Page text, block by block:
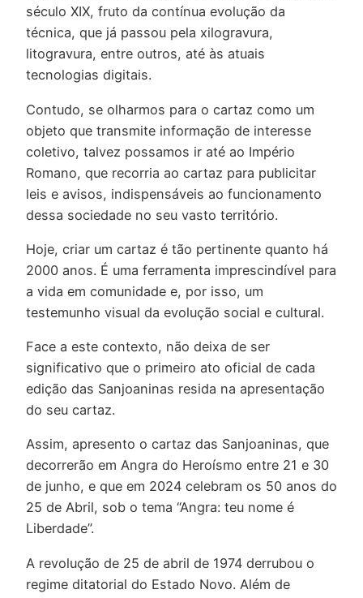
século XIX, fruto da contínua evolução da
técnica, que já passou pela xilogravura,
litogravura, entre outros, até às atuais
tecnologias digitais.
Contudo, se olharmos para o cartaz como um
objeto que transmite informação de interesse
coletivo, talvez possamos ir até ao Império
Romano, que recorria ao cartaz para publicitar
leis e avisos, indispensáveis ao funcionamento
dessa sociedade no seu vasto território.
Hoje, criar um cartaz é tão pertinente quanto há
2000 anos. É uma ferramenta imprescindível para
a vida em comunidade e, por isso, um
testemunho visual da evolução social e cultural.
Face a este contexto, não deixa de ser
significativo que o primeiro ato oficial de cada
edição das Sanjoaninas resida na apresentação
do seu cartaz.
Assim, apresento o cartaz das Sanjoaninas, que
decorrerão em Angra do Heroísmo entre 21 e 30
de junho, e que em 2024 celebram os 50 anos do
25 de Abril, sob o tema “Angra: teu nome é
Liberdade”.
A revolução de 25 de abril de 1974 derrubou o
regime ditatorial do Estado Novo. Além de